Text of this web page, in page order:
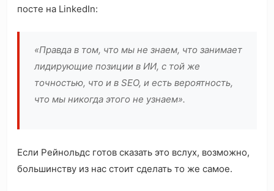
посте на LinkedIn:
«Правда в том, что мы не знаем, что занимает
лидирующие позиции в ИИ, с той же
точностью, что и в SEO, и есть вероятность,
что мы никогда этого не узнаем».
Если Рейнольдс готов сказать это вслух, возможно,
большинству из нас стоит сделать то же самое.